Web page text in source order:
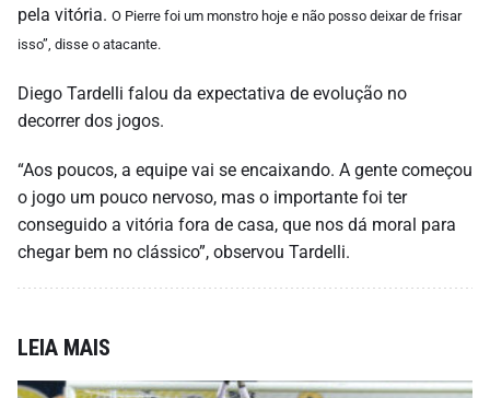
pela vitória. O Pierre foi um monstro hoje e não posso deixar de frisar
isso”, disse o atacante.
Diego Tardelli falou da expectativa de evolução no
decorrer dos jogos.
“Aos poucos, a equipe vai se encaixando. A gente começou
o jogo um pouco nervoso, mas o importante foi ter
conseguido a vitória fora de casa, que nos dá moral para
chegar bem no clássico”, observou Tardelli.
LEIA MAIS